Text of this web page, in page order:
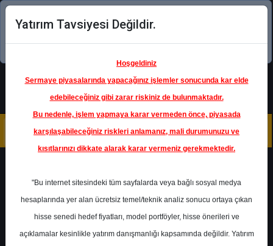
Şimdi uygulamayı indirin!
Ana Sayfa Raporlar
Garanti BBVA
Rapor Detay
Yatırım Tavsiyesi Değildir.
Hoşgeldiniz
Sermaye piyasalarında yapacağınız işlemler sonucunda kar elde
edebileceğiniz gibi zarar riskiniz de bulunmaktadır.
Bu nedenle, işlem yapmaya karar vermeden önce, piyasada
karşılaşabileceğiniz riskleri anlamanız, mali durumunuzu ve
kısıtlarınızı dikkate alarak karar vermeniz gerekmektedir.
"Bu internet sitesindeki tüm sayfalarda veya bağlı sosyal medya
hesaplarında yer alan ücretsiz temel/teknik analiz sonucu ortaya çıkan
hisse senedi hedef fiyatları, model portföyler, hisse önerileri ve
açıklamalar kesinlikle yatırım danışmanlığı kapsamında değildir. Yatırım